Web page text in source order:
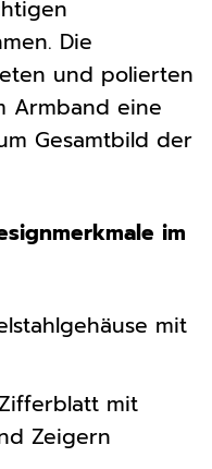
Die
und polierten
Armband eine
Gesamtbild der
im
mit
mit
Zeigern